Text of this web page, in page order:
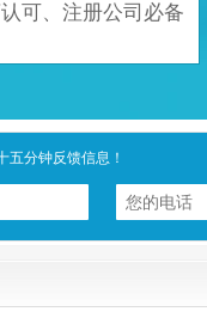
可、注册公司必备
五分钟反馈信息！